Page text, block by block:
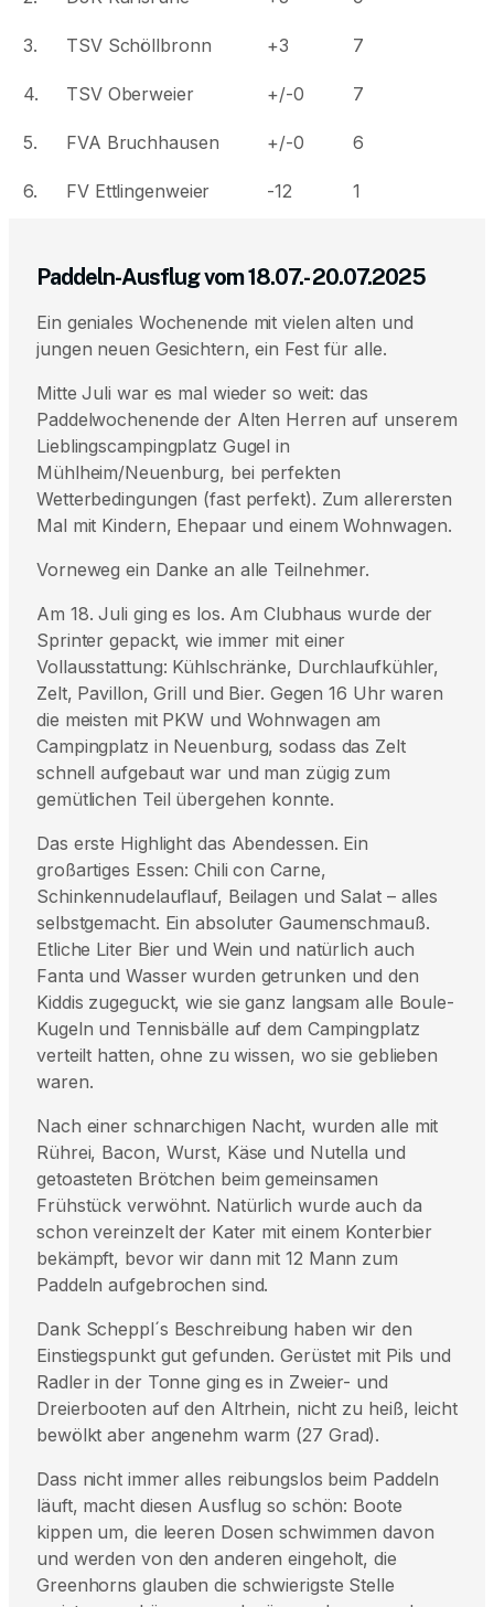
3. TSV Schöllbronn +3 7
4. TSV Oberweier +/-0 7
5. FVA Bruchhausen +/-0 6
6. FV Ettlingenweier -12 1
Paddeln-Ausflug vom 18.07.- 20.07.2025
Ein geniales Wochenende mit vielen alten und
jungen neuen Gesichtern, ein Fest für alle.
Mitte Juli war es mal wieder so weit: das
Paddelwochenende der Alten Herren auf unserem
Lieblingscampingplatz Gugel in
Mühlheim/Neuenburg, bei perfekten
Wetterbedingungen (fast perfekt). Zum allerersten
Mal mit Kindern, Ehepaar und einem Wohnwagen.
Vorneweg ein Danke an alle Teilnehmer.
Am 18. Juli ging es los. Am Clubhaus wurde der
Sprinter gepackt, wie immer mit einer
Vollausstattung: Kühlschränke, Durchlaufkühler,
Zelt, Pavillon, Grill und Bier. Gegen 16 Uhr waren
die meisten mit PKW und Wohnwagen am
Campingplatz in Neuenburg, sodass das Zelt
schnell aufgebaut war und man zügig zum
gemütlichen Teil übergehen konnte.
Das erste Highlight das Abendessen. Ein
großartiges Essen: Chili con Carne,
Schinkennudelauflauf, Beilagen und Salat – alles
selbstgemacht. Ein absoluter Gaumenschmauß.
Etliche Liter Bier und Wein und natürlich auch
Fanta und Wasser wurden getrunken und den
Kiddis zugeguckt, wie sie ganz langsam alle Boule-
Kugeln und Tennisbälle auf dem Campingplatz
verteilt hatten, ohne zu wissen, wo sie geblieben
waren.
Nach einer schnarchigen Nacht, wurden alle mit
Rührei, Bacon, Wurst, Käse und Nutella und
getoasteten Brötchen beim gemeinsamen
Frühstück verwöhnt. Natürlich wurde auch da
schon vereinzelt der Kater mit einem Konterbier
bekämpft, bevor wir dann mit 12 Mann zum
Paddeln aufgebrochen sind.
Dank Scheppl´s Beschreibung haben wir den
Einstiegspunkt gut gefunden. Gerüstet mit Pils und
Radler in der Tonne ging es in Zweier- und
Dreierbooten auf den Altrhein, nicht zu heiß, leicht
bewölkt aber angenehm warm (27 Grad).
Dass nicht immer alles reibungslos beim Paddeln
läuft, macht diesen Ausflug so schön: Boote
kippen um, die leeren Dosen schwimmen davon
und werden von den anderen eingeholt, die
Greenhorns glauben die schwierigste Stelle